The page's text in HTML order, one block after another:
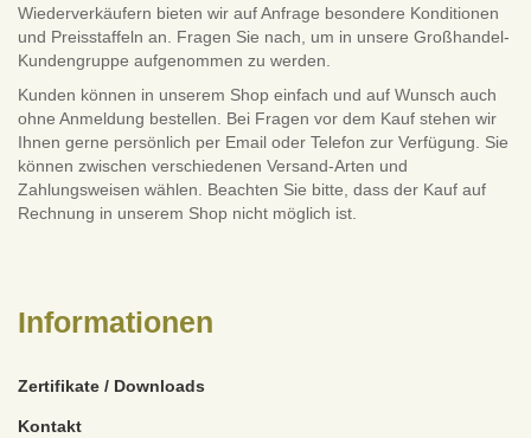
Wiederverkäufern bieten wir auf Anfrage besondere Konditionen
und Preisstaffeln an. Fragen Sie nach, um in unsere Großhandel-
Kundengruppe aufgenommen zu werden.
Kunden können in unserem Shop einfach und auf Wunsch auch
ohne Anmeldung bestellen. Bei Fragen vor dem Kauf stehen wir
Ihnen gerne persönlich per Email oder Telefon zur Verfügung. Sie
können zwischen verschiedenen Versand-Arten und
Zahlungsweisen wählen. Beachten Sie bitte, dass der Kauf auf
Rechnung in unserem Shop nicht möglich ist.
Informationen
Zertifikate / Downloads
Kontakt